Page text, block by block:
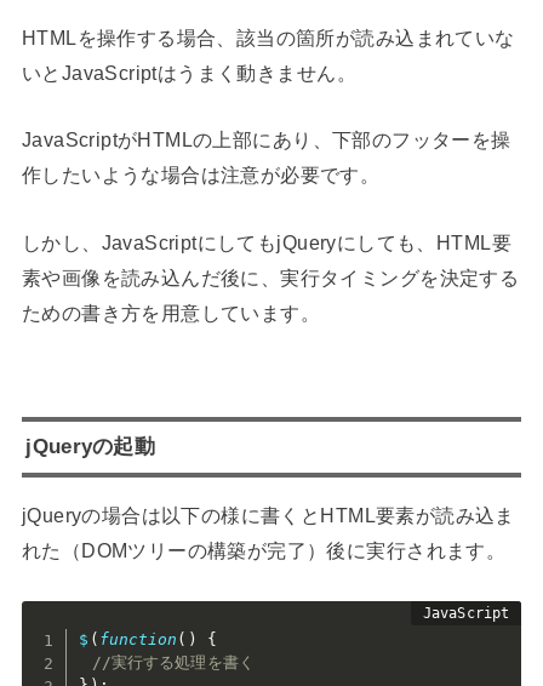
HTMLを操作する場合、該当の箇所が読み込まれていな
いとJavaScriptはうまく動きません。
JavaScriptがHTMLの上部にあり、下部のフッターを操
作したいような場合は注意が必要です。
しかし、JavaScriptにしてもjQueryにしても、HTML要
素や画像を読み込んだ後に、実行タイミングを決定する
ための書き方を用意しています。
jQueryの起動
jQueryの場合は以下の様に書くとHTML要素が読み込ま
れた（DOMツリーの構築が完了）後に実行されます。
$ ( function ( )
{
//実行する処理を書く